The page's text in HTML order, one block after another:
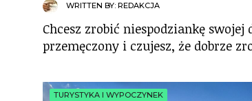
WRITTEN BY: REDAKCJA
Chcesz zrobić niespodziankę
przemęczony i czujesz, że dobrze
TURYSTYKA I WYPOCZYNEK